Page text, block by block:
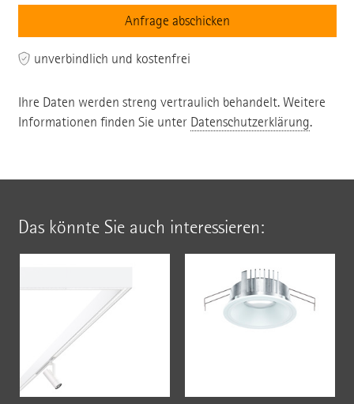
unverbindlich und kostenfrei
Ihre Daten werden streng vertraulich behandelt. Weitere
Informationen finden Sie unter Datenschutzerklärung.
Das könnte Sie auch interessieren: